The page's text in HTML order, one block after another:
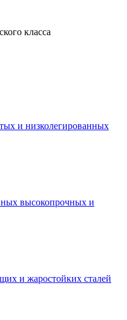
класса
и низколегированных
высокопрочных и
и жаростойких сталей